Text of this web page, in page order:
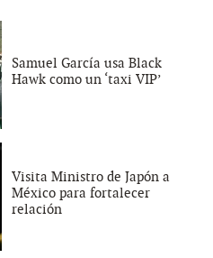
Samuel García usa Black
Hawk como un ‘taxi VIP’
Visita Ministro de Japón a
México para fortalecer
relación